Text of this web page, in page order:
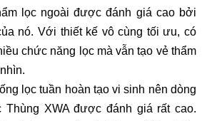
lọc ngoài được đánh giá cao bởi
nó. Với thiết kế vô cùng tối ưu, có
chức năng lọc mà vẫn tạo vẻ thẩm
lọc tuần hoàn tạo vi sinh nên dòng
Thùng XWA được đánh giá rất cao.